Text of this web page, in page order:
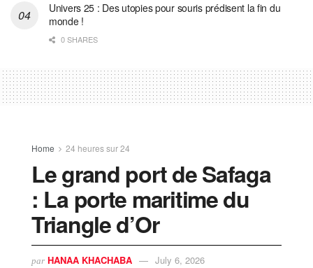
Univers 25 : Des utopies pour souris prédisent la fin du
monde !
0 SHARES
Home 24 heures sur 24
​Le grand port de Safaga
: La porte maritime du
Triangle d’Or
par HANAA KHACHABA July 6, 2026